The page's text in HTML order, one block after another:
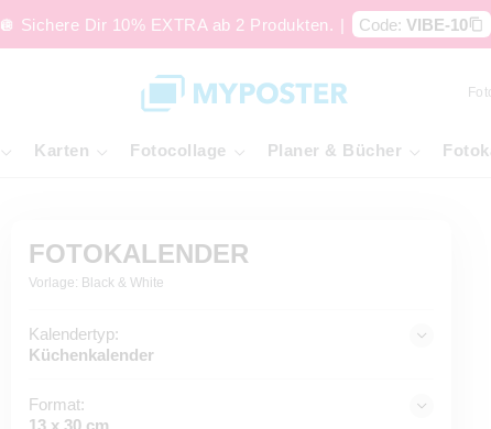
🪩 Sichere Dir 10% EXTRA ab 2 Produkten. | Code: VIBE-10
Karten Fotocollage Planer & Bücher
FOTOKALENDER
Vorlage: Black & White
Kalendertyp:
Küchenkalender
Format:
13 x 30 cm